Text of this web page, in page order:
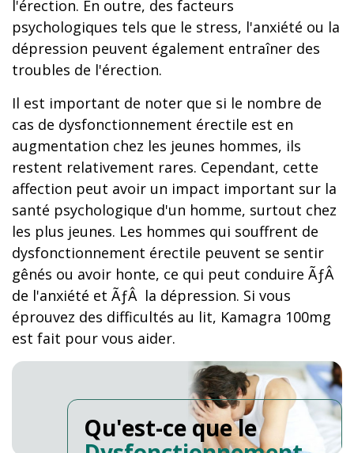
l'érection. En outre, des facteurs
psychologiques tels que le stress, l'anxiété ou la
dépression peuvent également entraîner des
troubles de l'érection.
Il est important de noter que si le nombre de
cas de dysfonctionnement érectile est en
augmentation chez les jeunes hommes, ils
restent relativement rares. Cependant, cette
affection peut avoir un impact important sur la
santé psychologique d'un homme, surtout chez
les plus jeunes. Les hommes qui souffrent de
dysfonctionnement érectile peuvent se sentir
gênés ou avoir honte, ce qui peut conduire ÃƒÂ
de l'anxiété et ÃƒÂ la dépression. Si vous
éprouvez des difficultés au lit, Kamagra 100mg
est fait pour vous aider.
Qu'est-ce que le